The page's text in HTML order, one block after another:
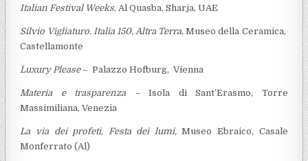
Italian Festival Weeks, Al Quasba, Sharja, UAE
Silvio Vigliaturo. Italia 150, Altra Terra, Museo della Ceramica,
Castellamonte
Luxury Please– Palazzo Hofburg, Vienna
Materia e trasparenza –Isola di Sant’Erasmo, Torre
Massimiliana, Venezia
La via dei profeti, Festa dei lumi,Museo Ebraico, Casale
Monferrato (Al)